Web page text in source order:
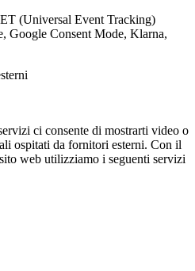
(Universal Event Tracking)
Google Consent Mode, Klarna,
ci consente di mostrarti video o
ospitati da fornitori esterni. Con il
web utilizziamo i seguenti servizi